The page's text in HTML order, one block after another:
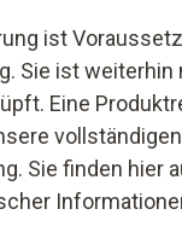
ist
Sie ist
Eine
Sie finden hier